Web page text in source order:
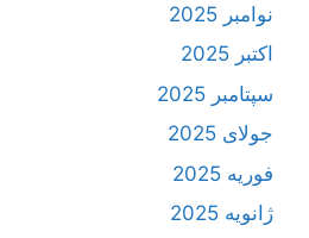
نوامبر 2025
اکتبر 2025
سپتامبر 2025
جولای 2025
فوریه 2025
ژانویه 2025